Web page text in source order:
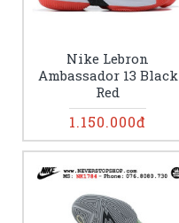
Nike Lebron
Ambassador 13 Black
Red
1.150.000đ